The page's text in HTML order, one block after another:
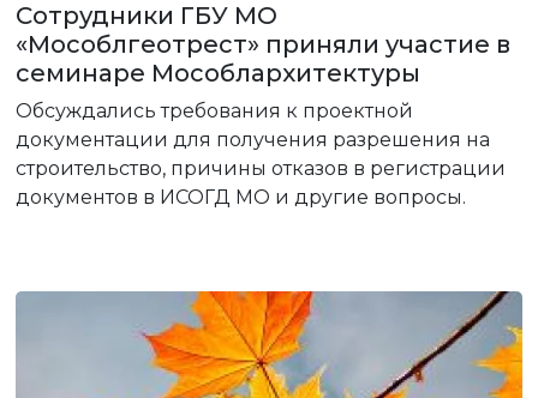
Сотрудники ГБУ МО
«Мособлгеотрест» приняли участие в
семинаре Мособлархитектуры
Обсуждались требования к проектной
документации для получения разрешения на
строительство, причины отказов в регистрации
документов в ИСОГД МО и другие вопросы.